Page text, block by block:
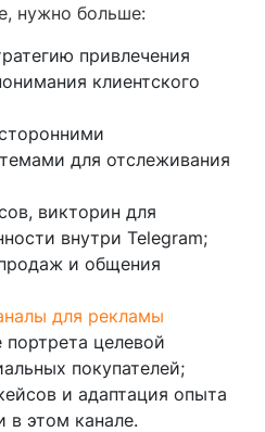
нужно больше:
привлечения
клиентского
для отслеживания
викторин для
внутри Telegram;
и общения
для рекламы
портрета целевой
покупателей;
и адаптация опыта
в этом канале.